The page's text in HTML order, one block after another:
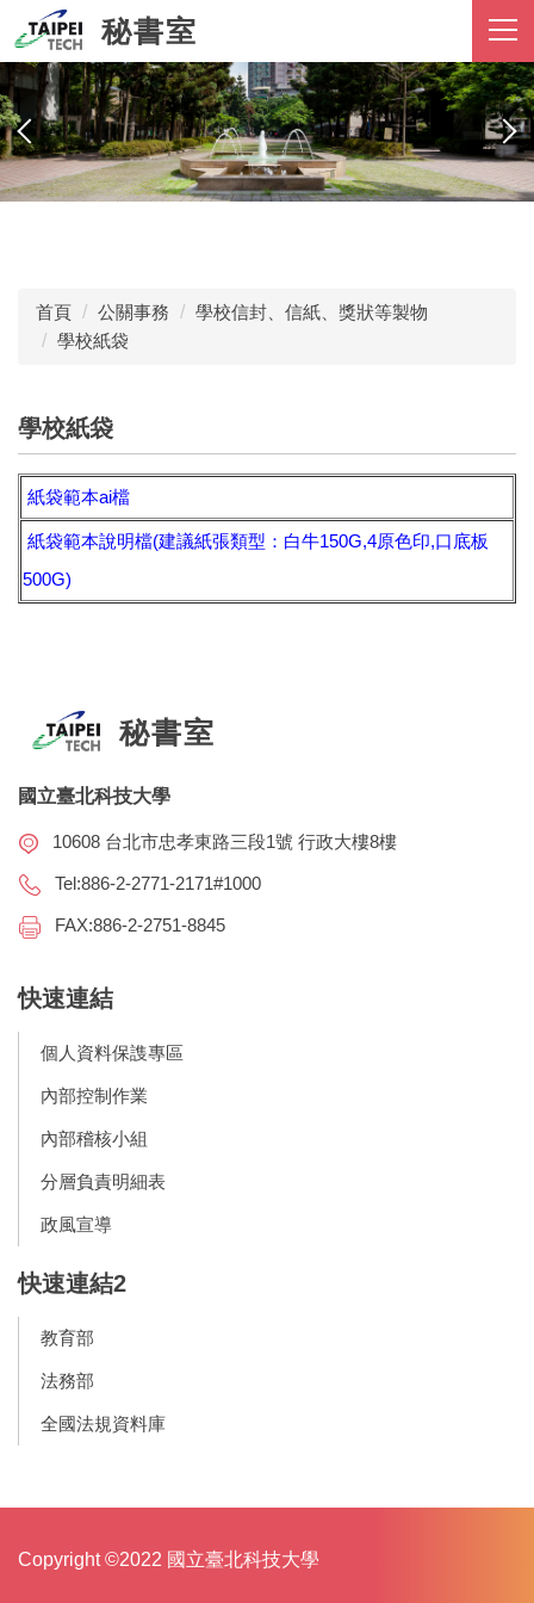
到
主
要
內
容
區
秘書室
首頁 公關事務
學校信封、信紙、獎狀等製物
學校紙袋
學校紙袋
紙袋範本ai檔
紙袋範本說明檔(建議紙張類型：白牛150G,4原色印,口底板
500G)
秘書室
國立臺北科技大學
10608 台北市忠孝東路三段1號 行政大樓8樓
Tel:886-2-2771-2171#1000
FAX:886-2-2751-8845
快速連結
個人資料保謢專區
內部控制作業
內部稽核小組
分層負責明細表
政風宣導
快速連結2
教育部
法務部
全國法規資料庫
Copyright ©2022 國立臺北科技大學